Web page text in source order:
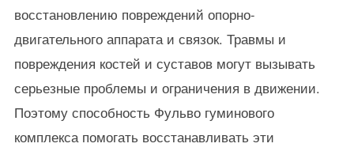
восстановлению повреждений опорно-
двигательного аппарата и связок. Травмы и
повреждения костей и суставов могут вызывать
серьезные проблемы и ограничения в движении.
Поэтому способность Фульво гуминового
комплекса помогать восстанавливать эти